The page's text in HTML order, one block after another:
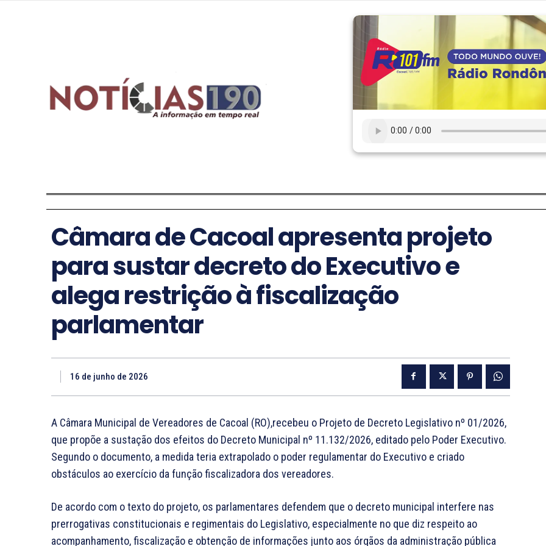
Câmara de Cacoal apresenta projeto
para sustar decreto do Executivo e
alega restrição à fiscalização
parlamentar
16 de junho de 2026
A Câmara Municipal de Vereadores de Cacoal (RO),recebeu o Projeto de Decreto Legislativo nº 01/2026,
que propõe a sustação dos efeitos do Decreto Municipal nº 11.132/2026, editado pelo Poder Executivo.
Segundo o documento, a medida teria extrapolado o poder regulamentar do Executivo e criado
obstáculos ao exercício da função fiscalizadora dos vereadores.
De acordo com o texto do projeto, os parlamentares defendem que o decreto municipal interfere nas
prerrogativas constitucionais e regimentais do Legislativo, especialmente no que diz respeito ao
acompanhamento, fiscalização e obtenção de informações junto aos órgãos da administração pública